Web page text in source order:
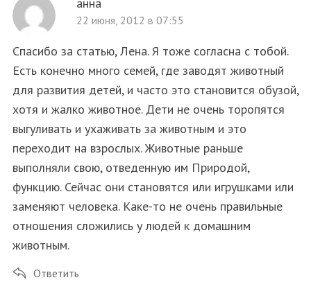
22 июня, 2012 в 07:55
Спасибо за статью, Лена. Я тоже согласна с тобой.
Есть конечно много семей, где заводят животный
для развития детей, и часто это становится обузой,
хотя и жалко животное. Дети не очень торопятся
выгуливать и ухаживать за животным и это
переходит на взрослых. Животные раньше
выполняли свою, отведенную им Природой,
функцию. Сейчас они становятся или игрушками или
заменяют человека. Каке-то не очень правильные
отношения сложились у людей к домашним
животным.
Ответить